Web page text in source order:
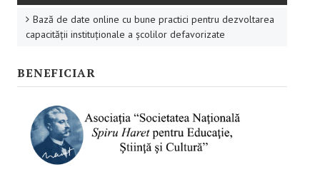
Pentru management instituțional
Pentru capacitate instituţională
ACCES BLACKBOARD
Bază de date online cu bune practici pentru dezvoltarea
capacității instituționale a școlilor defavorizate
BENEFICIAR